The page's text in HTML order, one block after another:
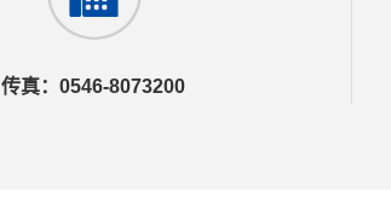
传真：0546-8073200